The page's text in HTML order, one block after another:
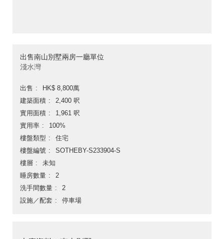
出售南山別墅兩房一廳單位
淺水灣
出售
HK$ 8,800萬
建築面積
2,400 呎
實用面積
1,961 呎
實用率
100%
樓盤類型
住宅
樓盤編號
SOTHEBY-S233904-S
樓層
未知
睡房數量
2
洗手間數量
2
設施／配套
停車場